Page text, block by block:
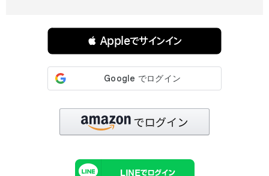
 Appleでサインイン